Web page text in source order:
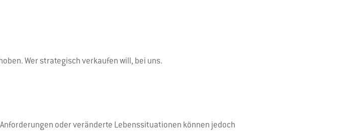
Wer strategisch verkaufen will, bei uns.
oder veränderte Lebenssituationen können jedoch